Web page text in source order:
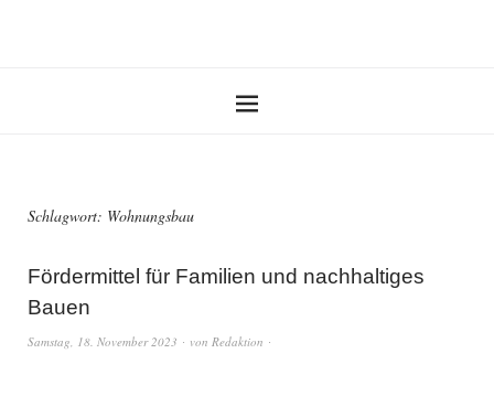
Schlagwort: Wohnungsbau
Fördermittel für Familien und nachhaltiges
Bauen
Samstag, 18. November 2023 von Redaktion